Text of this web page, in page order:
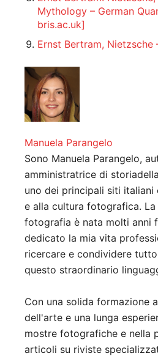
Mythology – German
bris.ac.uk]
Ernst Bertram, Nietzsche
Manuela Parangelo
Sono Manuela Parangelo,
amministratrice di
uno dei principali siti italiani
e alla cultura fotografica.
fotografia è nata molti anni
dedicato la mia vita
ricercare e condividere
questo straordinario
Con una solida formazione
dell'arte e una lunga
mostre fotografiche e nella
articoli su riviste